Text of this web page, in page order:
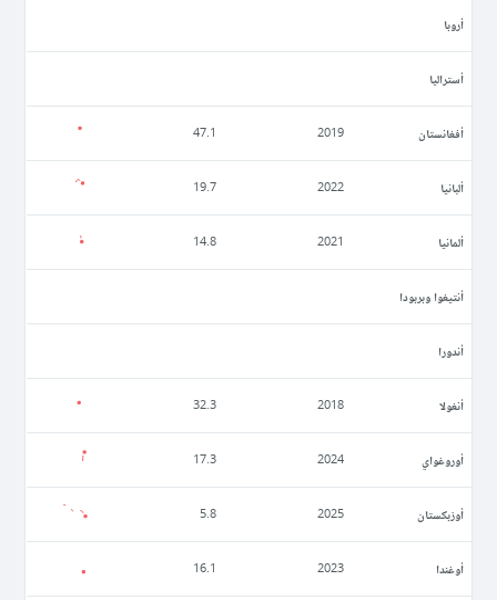
أروبا
أستراليا
أفغانستان 2019
47.1
ألبانيا 2022
19.7
ألمانيا 2021
14.8
أنتيغوا وبربودا
أندورا
أنغولا 2018
32.3
أوروغواي 2024
17.3
أوزبكستان 2025
5.8
أوغندا 2023
16.1